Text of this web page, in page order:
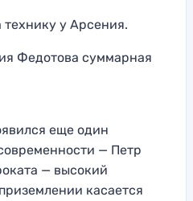
технику у Арсения.
Федотова суммарная
еще один
— Петр
— высокий
касается